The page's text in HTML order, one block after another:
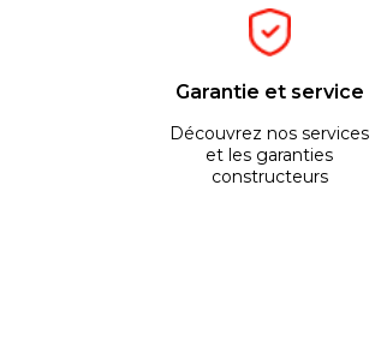
Garantie et service
Découvrez nos services
et les garanties
constructeurs